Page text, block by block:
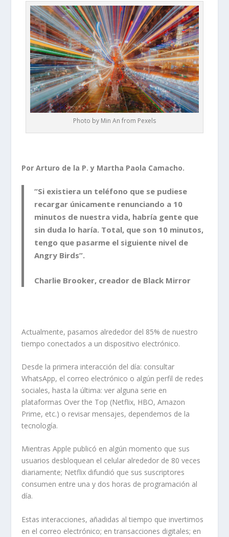
Photo by Min An from Pexels
Por Arturo de la P. y Martha Paola Camacho.
“Si existiera un teléfono que se pudiese
recargar únicamente renunciando a 10
minutos de nuestra vida, habría gente que
sin duda lo haría. Total, que son 10 minutos,
tengo que pasarme el siguiente nivel de
Angry Birds”.
Charlie Brooker, creador de Black Mirror
Actualmente, pasamos alrededor del 85% de nuestro
tiempo conectados a un dispositivo electrónico.
Desde la primera interacción del día: consultar
WhatsApp, el correo electrónico o algún perfil de redes
sociales, hasta la última: ver alguna serie en
plataformas Over the Top (Netflix, HBO, Amazon
Prime, etc.) o revisar mensajes, dependemos de la
tecnología.
Mientras Apple publicó en algún momento que sus
usuarios desbloquean el celular alrededor de 80 veces
diariamente; Netflix difundió que sus suscriptores
consumen entre una y dos horas de programación al
día.
Estas interacciones, añadidas al tiempo que invertimos
en el correo electrónico; en transacciones digitales; en